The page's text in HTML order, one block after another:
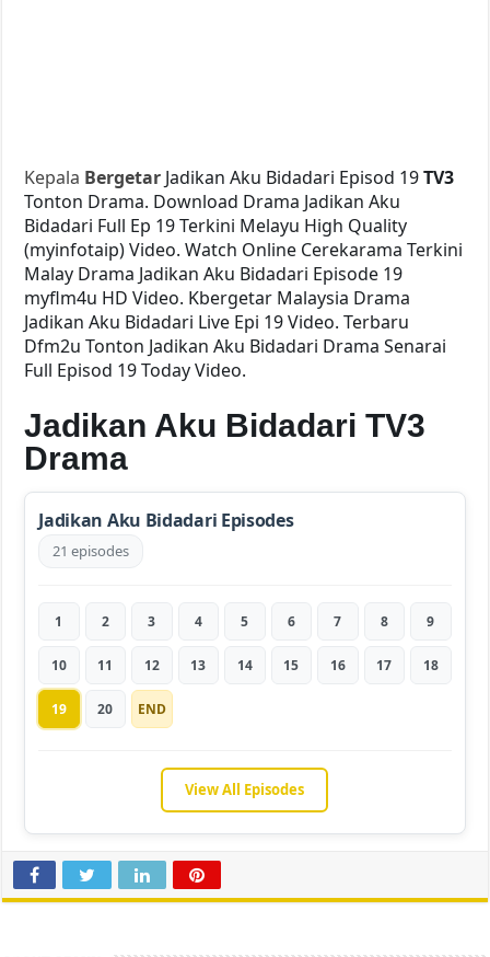
Kepala Bergetar Jadikan Aku Bidadari Episod 19TV3
Tonton Drama. Download Drama Jadikan Aku
Bidadari Full Ep 19 Terkini Melayu High Quality
(myinfotaip) Video. Watch Online Cerekarama Terkini
Malay Drama Jadikan Aku Bidadari Episode 19
myflm4u HD Video. Kbergetar Malaysia Drama
Jadikan Aku Bidadari Live Epi 19 Video. Terbaru
Dfm2u Tonton Jadikan Aku Bidadari Drama Senarai
Full Episod 19 Today Video.
Jadikan Aku Bidadari TV3
Drama
Jadikan Aku Bidadari Episodes
21 episodes
1 2 3 4 5 6 7 8 9
10 11 12 13 14 15 16 17 18
19 20 END
View All Episodes